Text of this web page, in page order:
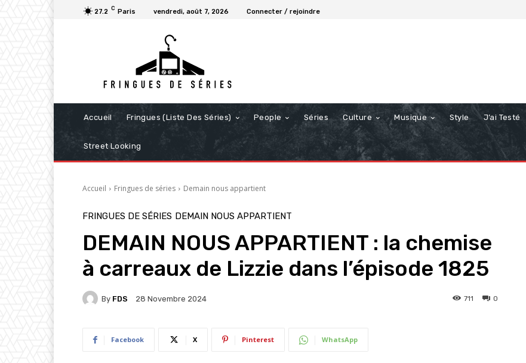
27.2 C Paris vendredi, août 7, 2026 Connecter / rejoindre
Accueil Fringues (Liste Des Séries) People Séries Culture Musique Style J’ai Testé
Street Looking
Accueil Fringues de séries Demain nous appartient
FRINGUES DE SÉRIES DEMAIN NOUS APPARTIENT
DEMAIN NOUS APPARTIENT : la chemise
à carreaux de Lizzie dans l’épisode 1825
By FDS 28 Novembre 2024 0
711
Facebook X Pinterest WhatsApp